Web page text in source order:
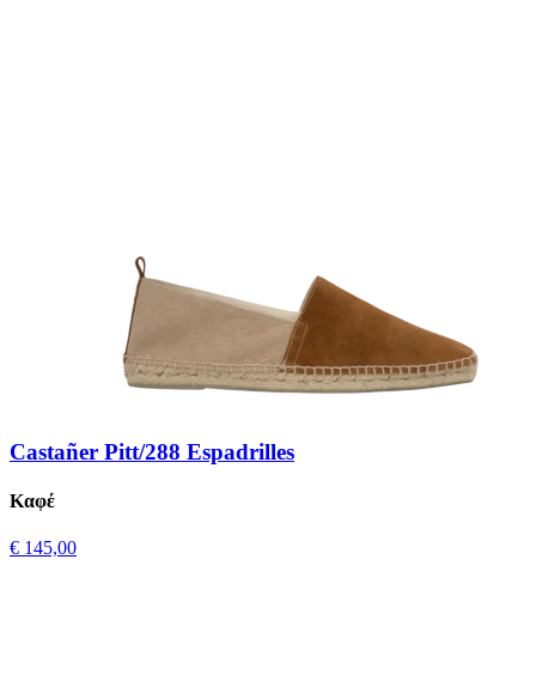
Castañer Pitt/288 Espadrilles
Καφέ
€ 145,00